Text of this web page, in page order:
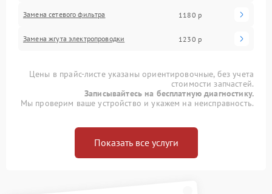
Замена сетевого фильтра 1180 р
Замена жгута электропроводки 1230 р
Цены в прайс-листе указаны ориентировочные, без учета
стоимости запчастей.
Записывайтесь на бесплатную диагностику.
Мы проверим ваше устройство и укажем на неисправность.
Показать все услуги